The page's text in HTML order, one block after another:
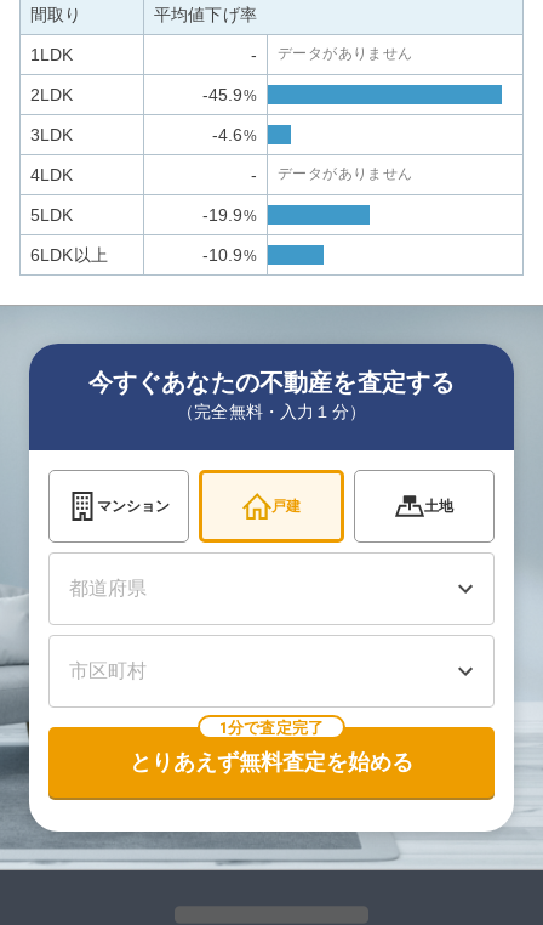
間取り 平均値下げ率
1LDK - データがありません
2LDK -45.9%
3LDK -4.6%
4LDK - データがありません
5LDK -19.9%
6LDK以上 -10.9%
今すぐあなたの不動産を査定する
（完全無料・入力１分）
マンション 戸建 土地
1分で査定完了
とりあえず無料査定を始める